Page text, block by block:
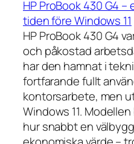
HP ProBook 430 G4
tiden före Windows 11
HP ProBook 430 G4
och påkostad
har den hamnat i
fortfarande fullt
kontorsarbete, men
Windows 11.
hur snabbt en